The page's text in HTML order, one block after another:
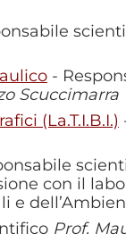
-
Scuccimarra
(La.T.I.B.I.)
con il
e
Prof.